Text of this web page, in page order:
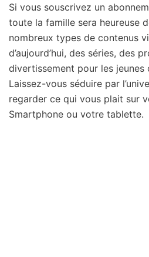
Si vous souscrivez un
toute la famille sera heureuse
nombreux types de contenus
d’aujourd’hui, des séries, des
divertissement pour les jeunes
Laissez-vous séduire par
regarder ce qui vous plait sur
Smartphone ou votre tablette.